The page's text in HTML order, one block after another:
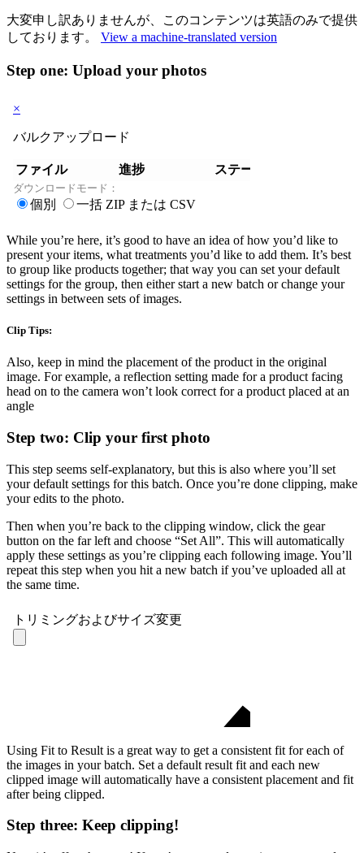
大変申し訳ありませんが、このコンテンツは英語のみで提供
しております。 View a machine-translated version
Step one: Upload your photos
While you’re here, it’s good to have an idea of how you’d like to
present your items, what treatments you’d like to add them. It’s best
to group like products together; that way you can set your default
settings for the group, then either start a new batch or change your
settings in between sets of images.
Clip Tips:
Also, keep in mind the placement of the product in the original
image. For example, a reflection setting made for a product facing
head on to the camera won’t look correct for a product placed at an
angle
Step two: Clip your first photo
This step seems self-explanatory, but this is also where you’ll set
your default settings for this batch. Once you’re done clipping, make
your edits to the photo.
Then when you’re back to the clipping window, click the gear
button on the far left and choose “Set All”. This will automatically
apply these settings as you’re clipping each following image. You’ll
repeat this step when you hit a new batch if you’ve uploaded all at
the same time.
Using Fit to Result is a great way to get a consistent fit for each of
the images in your batch. Set a default result fit and each new
clipped image will automatically have a consistent placement and fit
after being clipped.
Step three: Keep clipping!